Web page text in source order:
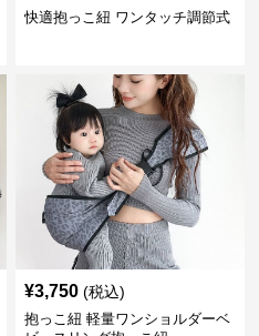
快適抱っこ紐 ワンタッチ調節式
¥3,750 (税込)
抱っこ紐 軽量ワンショルダーベ